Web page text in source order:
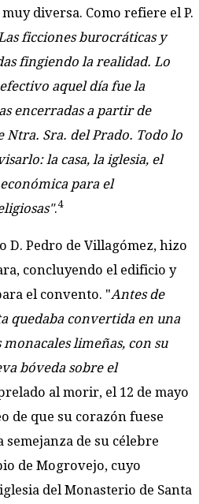
diversa. Como refiere el P.
ficciones burocráticas y
fingiendo la realidad. Lo
aquel día fue la
encerradas a partir de
Ntra. Sra. del Prado. Todo lo
la casa, la iglesia, el
para el
.4
D. Pedro de Villagómez, hizo
concluyendo el edificio y
el convento. "Antes de
quedaba convertida en una
monacales limeñas, con su
bóveda sobre el
al morir, el 12 de mayo
de que su corazón fuese
semejanza de su célebre
de Mogrovejo, cuyo
del Monasterio de Santa